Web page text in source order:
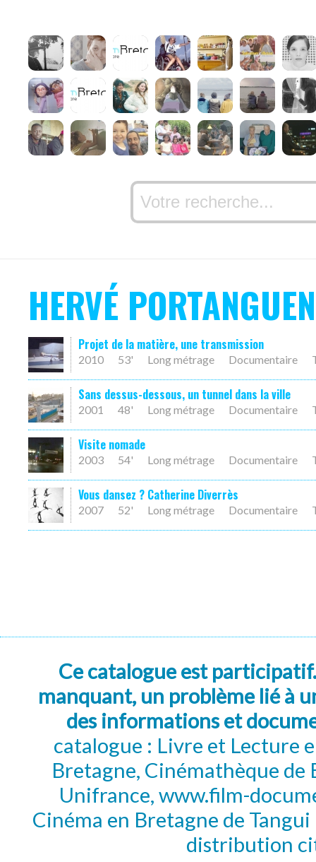
HERVÉ PORTANGUEN
Projet de la matière, une transmission
2010 53' Long métrage Documentaire
Sans dessus-dessous, un tunnel dans la ville
2001 48' Long métrage Documentaire
Visite nomade
2003 54' Long métrage Documentaire
Vous dansez ? Catherine Diverrès
2007 52' Long métrage Documentaire
Ce catalogue est
manquant, un problème lié à
des informations et
catalogue : Livre et Lecture
Bretagne, Cinémathèque de
Unifrance, www.film-
Cinéma en Bretagne de
distribution